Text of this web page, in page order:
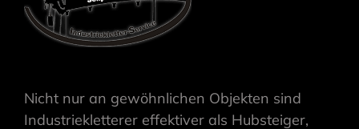
Nicht nur an gewöhnlichen Objekten sind
Industriekletterer effektiver als Hubsteiger,